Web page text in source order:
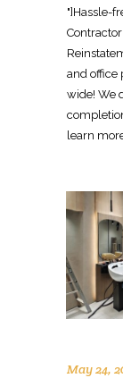
"]Hassle-
and office
wide! We
learn
May 24,